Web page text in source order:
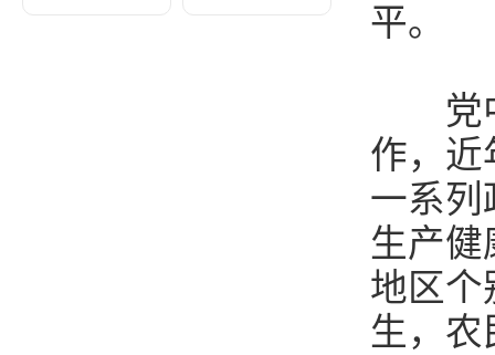
平。
党中
作，近
一系列
生产健
地区个
生，农